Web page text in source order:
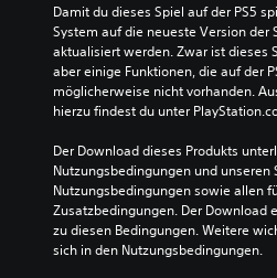
Damit du dieses Spiel auf der PS5
System auf die neueste Version der
aktualisiert werden. Zwar ist dieses
aber einige Funktionen, die auf der
möglicherweise nicht vorhanden.
hierzu findest du unter
Der Download dieses Produkts
Nutzungsbedingungen und unseren
Nutzungsbedingungen sowie allen
Zusatzbedingungen. Der Download
zu diesen Bedingungen. Weitere
sich in den Nutzungsbedingungen.